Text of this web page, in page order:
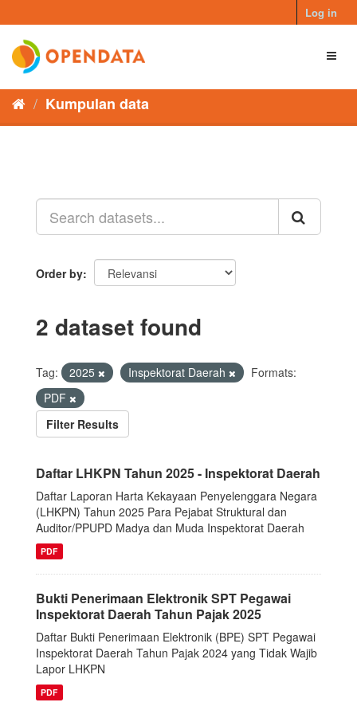
to
content
Log in
Kumpulan data
Order by
2 dataset found
Tag: 2025 Inspektorat Daerah
Formats:
PDF
Filter Results
Daftar LHKPN Tahun 2025 - Inspektorat Daerah
Daftar Laporan Harta Kekayaan Penyelenggara Negara
(LHKPN) Tahun 2025 Para Pejabat Struktural dan
Auditor/PPUPD Madya dan Muda Inspektorat Daerah
PDF
Bukti Penerimaan Elektronik SPT Pegawai
Inspektorat Daerah Tahun Pajak 2025
Daftar Bukti Penerimaan Elektronik (BPE) SPT Pegawai
Inspektorat Daerah Tahun Pajak 2024 yang Tidak Wajib
Lapor LHKPN
PDF